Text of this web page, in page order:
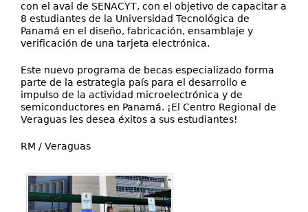
con el aval de SENACYT, con el objetivo de capacitar a
8 estudiantes de la Universidad Tecnológica de
Panamá en el diseño, fabricación, ensamblaje y
verificación de una tarjeta electrónica.
Este nuevo programa de becas especializado forma
parte de la estrategia país para el desarrollo e
impulso de la actividad microelectrónica y de
semiconductores en Panamá. ¡El Centro Regional de
Veraguas les desea éxitos a sus estudiantes!
RM / Veraguas